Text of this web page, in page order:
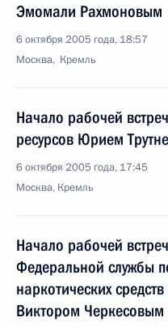
Эмомали Рахмоновым
6 октября 2005 года, 18:57
Москва, Кремль
Начало рабочей
ресурсов Юрием
6 октября 2005 года, 17:45
Москва, Кремль
Начало рабочей
Федеральной службы
наркотических
Виктором Черкесовым